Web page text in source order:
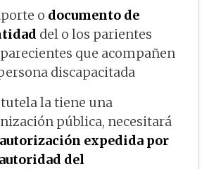
o documento de
del o los parientes
que acompañen
discapacitada
tutela la tiene una
pública, necesitará
autorización expedida por
del